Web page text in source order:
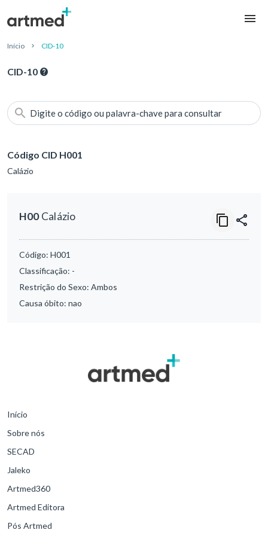
Início CID-10
CID-10
Digite o código ou palavra-chave para consultar
Código CID H001
Calázio
H00Calázio
Código: H001
Classificação: -
Restrição do Sexo: Ambos
Causa óbito: nao
Início
Sobre nós
SECAD
Jaleko
Artmed360
Artmed Editora
Pós Artmed